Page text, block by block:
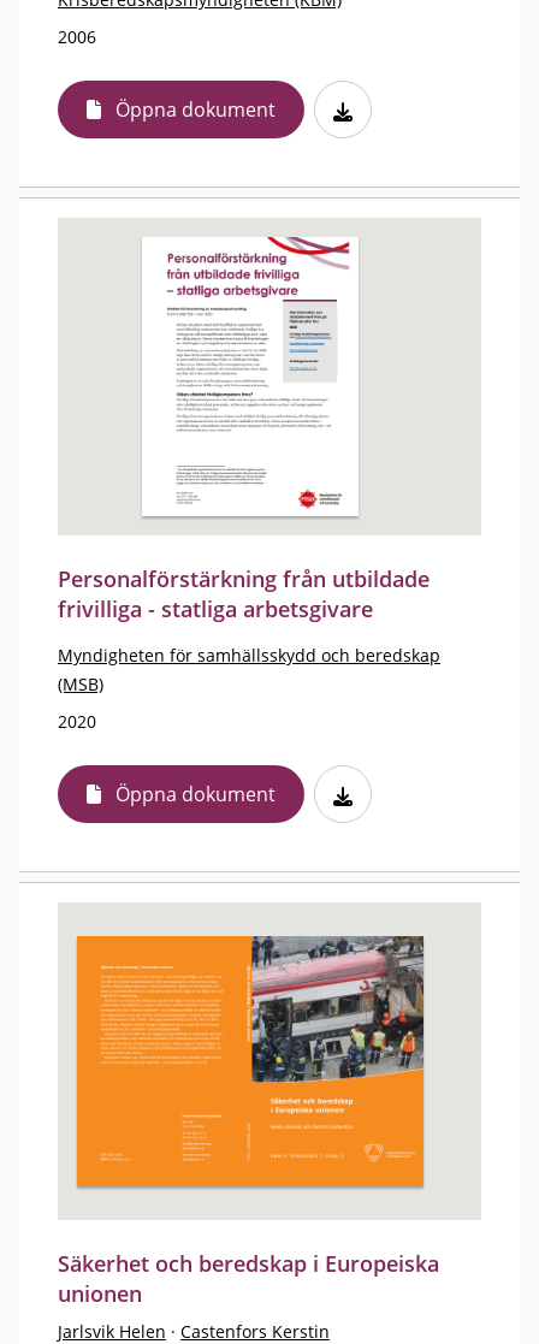
2006
Öppna dokument
Personalförstärkning från utbildade
frivilliga - statliga arbetsgivare
Myndigheten för samhällsskydd och beredskap
(MSB)
2020
Öppna dokument
Säkerhet och beredskap i Europeiska
unionen
Jarlsvik Helen · Castenfors Kerstin